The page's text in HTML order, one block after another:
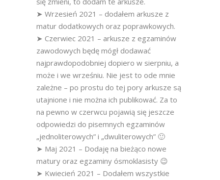
➤ Wrzesień 2021 – dodałem arkusze z
matur dodatkowych oraz poprawkowych.
➤ Czerwiec 2021 – arkusze z egzaminów
zawodowych będę mógł dodawać
najprawdopodobniej dopiero w sierpniu, a
może i we wrześniu. Nie jest to ode mnie
zależne – po prostu do tej pory arkusze są
utajnione i nie można ich publikować. Za to
na pewno w czerwcu pojawią się jeszcze
odpowiedzi do pisemnych egzaminów
„jednoliterowych” i „dwuliterowych” 🙂
➤ Maj 2021 – Dodaję na bieżąco nowe
matury oraz egzaminy ósmoklasisty 😉
➤ Kwiecień 2021 – Dodałem wszystkie